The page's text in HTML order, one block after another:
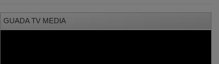
GUADA TV MEDIA